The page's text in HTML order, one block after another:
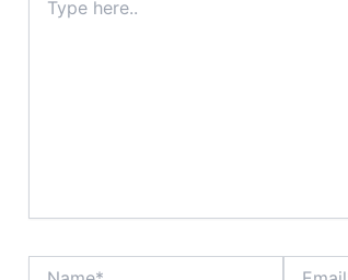
here..